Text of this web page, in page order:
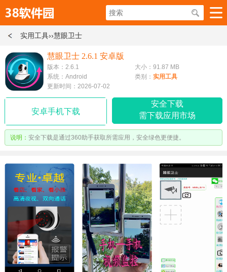
实用工具››慧眼卫士
慧眼卫士 2.6.1 安卓版
版本：2.6.1
大小：91.87 MB
系统：Android
类别： 实用工具
更新时间：2026-07-02
安卓手机下载
安全下载
需下载应用市场
说明： 安全下载是通过360助手获取所需应用，安全绿色更便捷。